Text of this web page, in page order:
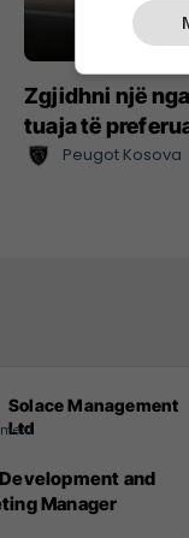
Zgjidhni një
tuaja të
Peugot Kosova
Solace Management
Ltd
and
Manager